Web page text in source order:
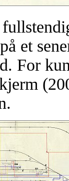
et
For